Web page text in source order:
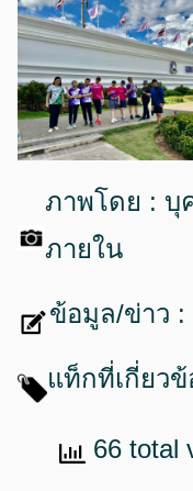
ภาพโดย : บุ
ภายใน
ข้อมูล/ข่าว :
แท็กที่เกี่ยวข้
66 total